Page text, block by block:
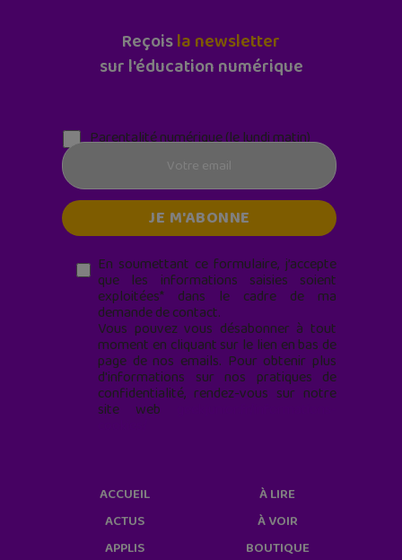
Reçoisla newsletter
sur l'éducation numérique
Parentalité numérique (le lundi matin)
En soumettant ce formulaire, j’accepte
que les informations saisies soient
exploitées* dans le cadre de ma
demande de contact.
Vous pouvez vous désabonner à tout
moment en cliquant sur le lien en bas de
page de nos emails. Pour obtenir plus
d'informations sur nos pratiques de
confidentialité, rendez-vous sur notre
site web
ACCUEIL
ACTUS
APPLIS
À LIRE
À VOIR
BOUTIQUE